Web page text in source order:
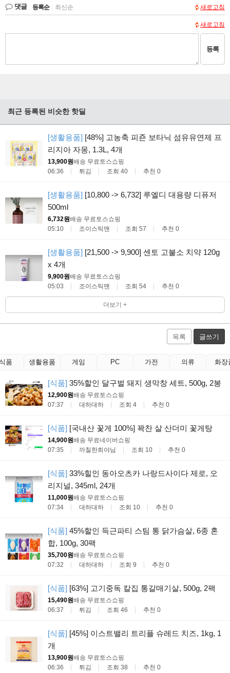
댓글 등록순 최신순 새로고침
새로고침
등록
최근 등록된 비슷한 핫딜
[생활용품] [48%] 고농축 피죤 보타닉 섬유유연제 프
리지아 자몽, 1.3L, 4개
13,900원배송 무료토스쇼핑
06:36
튀김 조회 40 추천 0
[생활용품] [10,800 -> 6,732] 루엘디 대용량 디퓨저
500ml
6,732원배송 무료토스쇼핑
05:10
조이스틱맨 조회 57 추천 0
[생활용품] [21,500 -> 9,900] 센토 고불소 치약 120g
x 4개
9,900원배송 무료토스쇼핑
05:03
조이스틱맨 조회 54 추천 0
더보기 +
목록 글쓰기
품 생활용품 게임 PC 가전 의류 화장
[식품] 35%할인 달구벌 돼지 생막창 세트, 500g, 2봉
12,900원배송 무료토스쇼핑
07:37
대하대하 조회 4 추천 0
[식품] [국내산 꽃게 100%] 꽉찬 살 산더미 꽃게탕
14,900원배송 무료네이버쇼핑
07:35
까칠한희야님 조회 10 추천 0
[식품] 33%힐인 동아오츠카 나랑드사이다 제로, 오
리지널, 345ml, 24개
11,000원배송 무료토스쇼핑
07:34
대하대하 조회 10 추천 0
[식품] 45%할인 득근파티 스팀 통 닭가슴살, 6종 혼
합, 100g, 30팩
35,700원배송 무료토스쇼핑
07:32
대하대하 조회 9 추천 0
[식품] [63%] 고기중독 칼집 통갈매기살, 500g, 2팩
15,490원배송 무료토스쇼핑
06:37
튀김 조회 46 추천 0
[식품] [45%] 이스트밸리 트리플 슈레드 치즈, 1kg, 1
개
13,900원배송 무료토스쇼핑
06:36
튀김 조회 38 추천 0